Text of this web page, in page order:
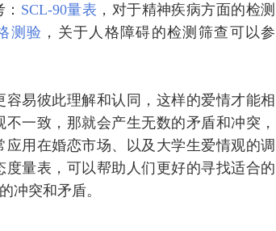
SCL-90量表 ，对于精神疾病方面的检测
测验 ，关于人格障碍的检测筛查可以参
易彼此理解和认同，这样的爱情才能相
一致，那就会产生无数的矛盾和冲突，
用在婚恋市场、以及大学生爱情观的调
量表，可以帮助人们更好的寻找适合的
冲突和矛盾。